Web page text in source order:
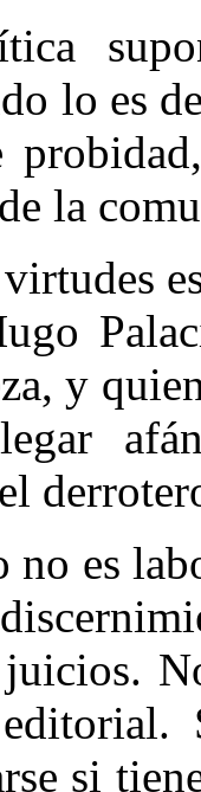
lo es
la
y
no es
si